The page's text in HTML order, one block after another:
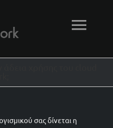
σας δίνεται η